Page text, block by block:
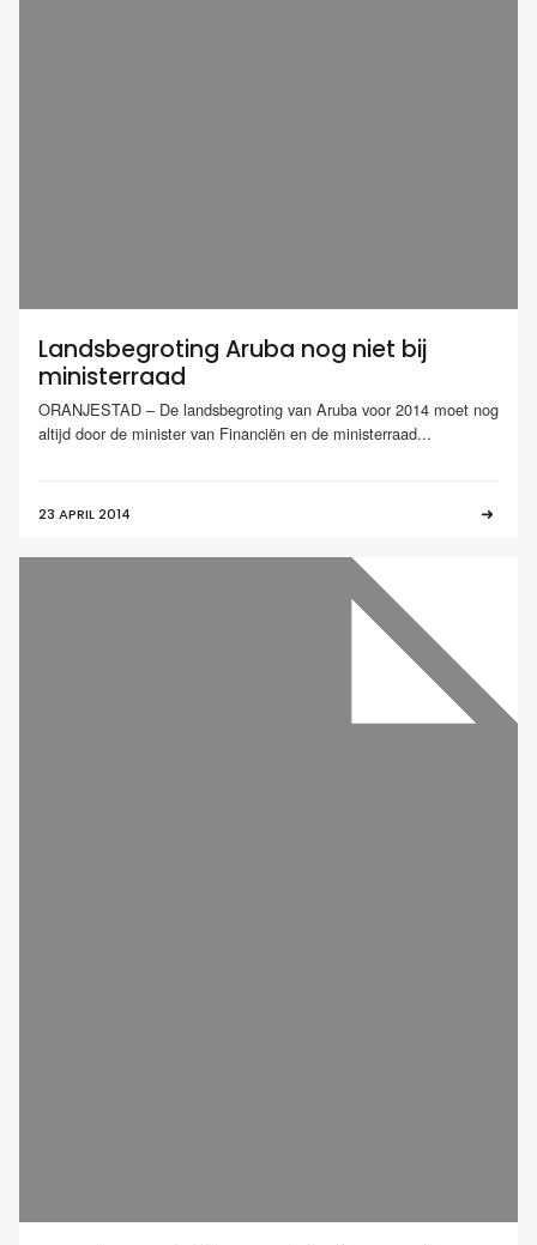
Landsbegroting Aruba nog niet bij
ministerraad
ORANJESTAD – De landsbegroting van Aruba voor 2014 moet nog
altijd door de minister van Financiën en de ministerraad...
23 APRIL 2014